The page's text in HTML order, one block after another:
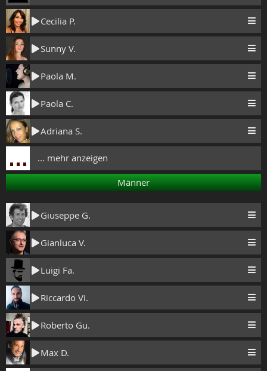
Cecilia P.
Sunny V.
Paola M.
Paola C.
Adriana S.
... mehr anzeigen
Männer
Giuseppe G.
Gianluca V.
Luigi Fa.
Riccardo Vi.
Roberto Gu.
Max D.